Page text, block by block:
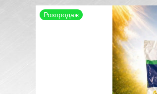
Розпродаж